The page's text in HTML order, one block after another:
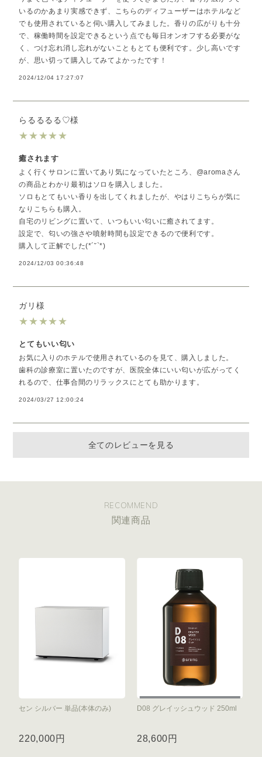
いるのかあまり実感できず、こちらのディフューザーはホテルなど
でも使用されていると伺い購入してみました。香りの広がりも十分
で、稼働時間を設定できるという点でも毎日オンオフする必要がな
く、つけ忘れ消し忘れがないこともとても便利です。少し高いです
が、思い切って購入してみてよかったです！
2024/12/04 17:27:07
らるるるる♡様
★★★★★
癒されます
よく行くサロンに置いてあり気になっていたところ、@aromaさん
の商品とわかり最初はソロを購入しました。
ソロもとてもいい香りを出してくれましたが、やはりこちらが気に
なりこちらも購入。
自宅のリビングに置いて、いつもいい匂いに癒されてます。
設定で、匂いの強さや噴射時間も設定できるので便利です。
購入して正解でした(*´˘`*)
2024/12/03 00:36:48
ガリ様
★★★★★
とてもいい匂い
お気に入りのホテルで使用されているのを見て、購入しました。
歯科の診療室に置いたのですが、医院全体にいい匂いが広がってく
れるので、仕事合間のリラックスにとても助かります。
2024/03/27 12:00:24
全てのレビューを見る
RECOMMEND
関連商品
セン シルバー 単品(本体のみ)
220,000円
D08 グレイッシュウッド 250ml
28,600円